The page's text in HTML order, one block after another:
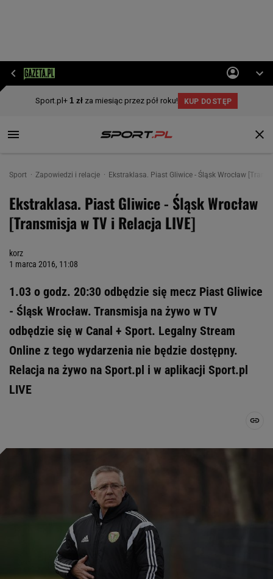
Sport Zapowiedzi i relacje Ekstraklasa. Piast Gliwice - Śląsk Wrocław
Ekstraklasa. Piast Gliwice - Śląsk Wrocław
[Transmisja w TV i Relacja LIVE]
korz
1 marca 2016, 11:08
1.03 o godz. 20:30 odbędzie się mecz Piast Gliwice
- Śląsk Wrocław. Transmisja na żywo w TV
odbędzie się w Canal + Sport. Legalny Stream
Online z tego wydarzenia nie będzie dostępny.
Relacja na żywo na Sport.pl i w aplikacji Sport.pl
LIVE